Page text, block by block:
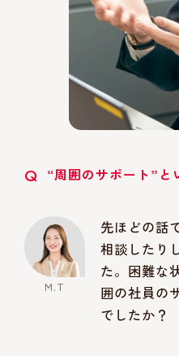
Q “周囲のサポート”と
先ほどの話
相談したり
た。困難な
囲の社員の
でしたか？